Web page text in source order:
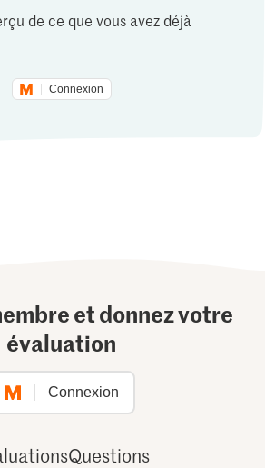
de ce que vous avez déjà
Connexion
et donnez votre
évaluation
Connexion
Questions